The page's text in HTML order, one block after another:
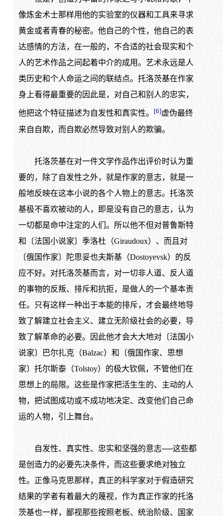
像炼金术士那样用他的实验室的仪器和工具来寻求
黄金或者青春的秘密。他自己的个性，他自己的表
达感情的方法，在一般的，不合适的社会现实和个
人的艺术作品之间起着中介的成用。艺术永远是人
类历史和个人命运之间的联结点。托洛茨基在作家
身上看得最重要的因此是，对自己和别人的忠实，
他把这个特征描述为自发性和真实性。 [6]虚伪最终
来自自欺，而自欺必然导致对别人的欺骗。
托洛茨基在对一件文学作品作出评价时认为重
要的，除了自发性之外，就是作家的意志，就是一
般地反映在这本小说的各个人物上的意志。托洛茨
基极不喜欢被动的人，即是没有自己的意志，认为
一切都是命中注定的人们。所以他不但对普鲁斯特
和〔法国小说家〕季洛杜（Giraudoux）、而且对
〔俄国作家〕陀思妥也夫斯基（Dostoyevsk）的反
应不好。对托洛茨基而言，对一切非人道、反人道
的事物的反叛、排斥和抗拒，是做人的一个基本责
任。只有这样一种出于本能的排斥，才会最终地导
致了解建立社会主义、建立无阶级社会的必要，导
致了解革命的必要。因此他才会大大地对〔法国小
说家〕巴尔扎克（Balzac）和〔俄国作家、思想
家〕托尔斯泰（Tolstoy）的极大钦佩，不管他们在
思想上的局限。这些是作家把活生生的、主动的人
物，把试图成功或不成功地决定、改变他们自己命
运的人物，引上舞台。
自发性、真实性、忠实和坚强的意志──这些都
是创造力的必要先决条件，而这些要求绝对独立
性。正像马克思那样，真正的科学家对于假造研究
结果的学者有着最大的蔑视，作为真正作家的托洛
茨基也一样，鄙视那些按照老板、统治阶级、国家